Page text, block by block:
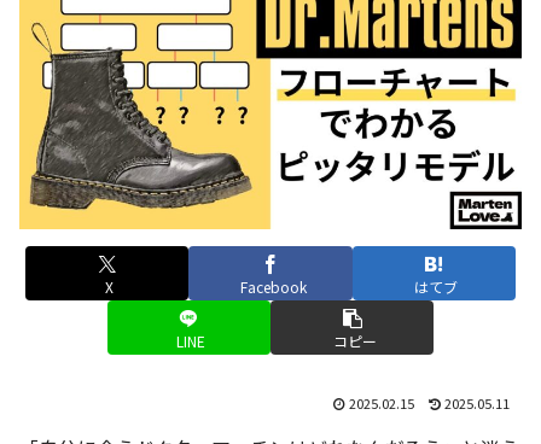
X Facebook はてブ
LINE コピー
2025.02.15 2025.05.11